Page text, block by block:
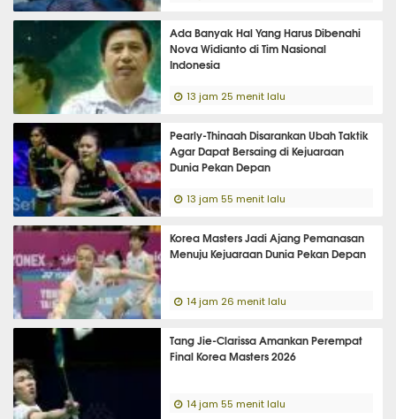
Ada Banyak Hal Yang Harus Dibenahi
Nova Widianto di Tim Nasional
Indonesia
13 jam 25 menit lalu
Pearly-Thinaah Disarankan Ubah Taktik
Agar Dapat Bersaing di Kejuaraan
Dunia Pekan Depan
13 jam 55 menit lalu
Korea Masters Jadi Ajang Pemanasan
Menuju Kejuaraan Dunia Pekan Depan
14 jam 26 menit lalu
Tang Jie-Clarissa Amankan Perempat
Final Korea Masters 2026
14 jam 55 menit lalu